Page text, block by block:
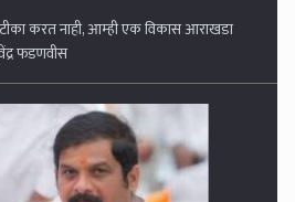
जंजाळ अ‍ॅक्शन मोडवर... भाजपने प्रवेश देऊ